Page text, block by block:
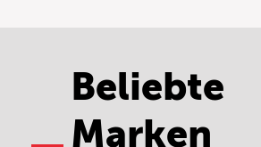
Beliebte
Marken